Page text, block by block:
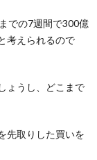
での7週間で300億
考えられるので
ょうし、どこまで
先取りした買いを